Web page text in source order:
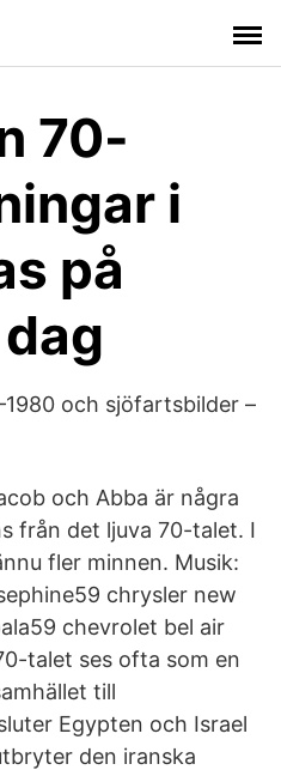
70-
i
på
och sjöfartsbilder –
och Abba är några
från det ljuva 70-talet. I
fler minnen. Musik:
chrysler new
chevrolet bel air
talet ses ofta som en
till
Egypten och Israel
den iranska